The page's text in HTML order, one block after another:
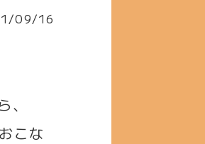
09/16
こな